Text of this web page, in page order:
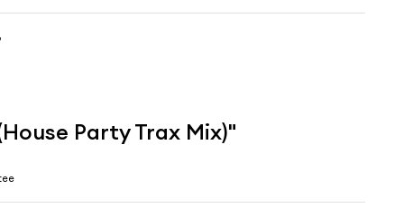
Party Trax Mix)"